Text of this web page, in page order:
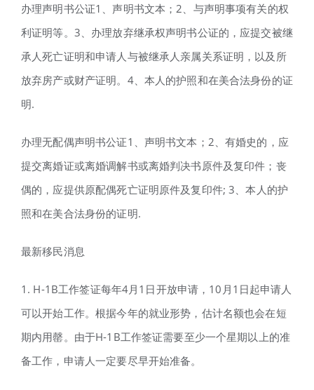
办理声明书公证1、声明书文本；2、与声明事项有关的权
利证明等。3、办理放弃继承权声明书公证的，应提交被继
承人死亡证明和申请人与被继承人亲属关系证明，以及所
放弃房产或财产证明。4、本人的护照和在美合法身份的证
明.
办理无配偶声明书公证1、声明书文本；2、有婚史的，应
提交离婚证或离婚调解书或离婚判决书原件及复印件；丧
偶的，应提供原配偶死亡证明原件及复印件; 3、本人的护
照和在美合法身份的证明.
最新移民消息
1. H-1B工作签证每年4月1日开放申请，10月1日起申请人
可以开始工作。根据今年的就业形势，估计名额也会在短
期内用罄。由于H-1B工作签证需要至少一个星期以上的准
备工作，申请人一定要尽早开始准备。